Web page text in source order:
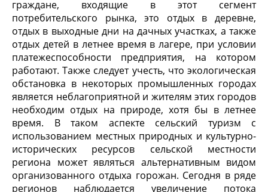
граждане, входящие в этот сегмент
потребительского рынка, это отдых в деревне,
отдых в выходные дни на дачных участках, а также
отдых детей в летнее время в лагере, при условии
платежеспособности предприятия, на котором
работают. Также следует учесть, что экологическая
обстановка в некоторых промышленных городах
является неблагоприятной и жителям этих городов
необходим отдых на природе, хотя бы в летнее
время. В таком аспекте сельский туризм с
использованием местных природных и культурно-
исторических ресурсов сельской местности
региона может являться альтернативным видом
организованного отдыха горожан. Сегодня в ряде
регионов наблюдается увеличение потока